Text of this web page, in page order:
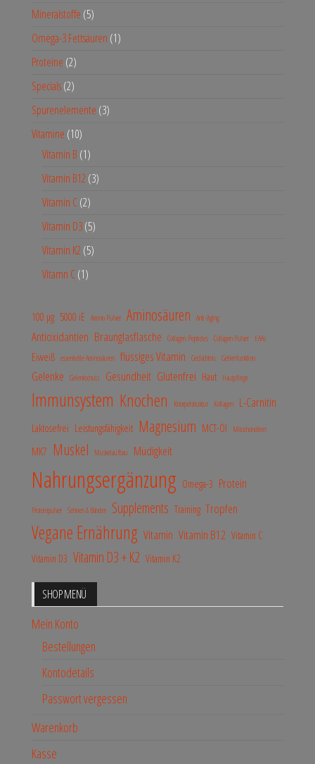
Mineralstoffe 5
Omega-3 Fettsäuren 1
Proteine 2
Specials 2
Spurenelemente 3
Vitamine 10
Vitamin B 1
Vitamin B12 3
Vitamin C 2
Vitamin D3 5
Vitamin K2 5
Vitamn C 1
100 µg 5000 iE Amino Pulver Aminosäuren Anti-Aging
Antioxidantien Braunglasflasche Collagen Peptides Collagen Pulver EAAs
Eiweiß essentielle Aminosäuren flüssiges Vitamin Gedächtnis Gehirnfunktion
Gelenke Gelenkschutz Gesundheit Glutenfrei Haut Hautpflege
Immunsystem Knochen Knorpelstruktur Kollagen L-Carnitin
Laktosefrei Leistungsfähigkeit Magnesium MCT-Öl Mitochondrien
MK7 Muskel Muskelaufbau Müdigkeit
Nahrungsergänzung Omega-3 Protein
Proteinpulver Sehnen & Bänder Supplements Training Tropfen
Vegane Ernährung Vitamin Vitamin B12 Vitamin C
Vitamin D3 Vitamin D3 + K2 Vitamin K2
SHOP MENÜ
Mein Konto
Bestellungen
Kontodetails
Passwort vergessen
Warenkorb
Kasse